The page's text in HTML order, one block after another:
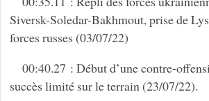
Siversk-Soledar-Bakhmout, prise de
forces russes (03/07/22)
00:40.27 : Début d’une contre-
succès limité sur le terrain (23/07/22).